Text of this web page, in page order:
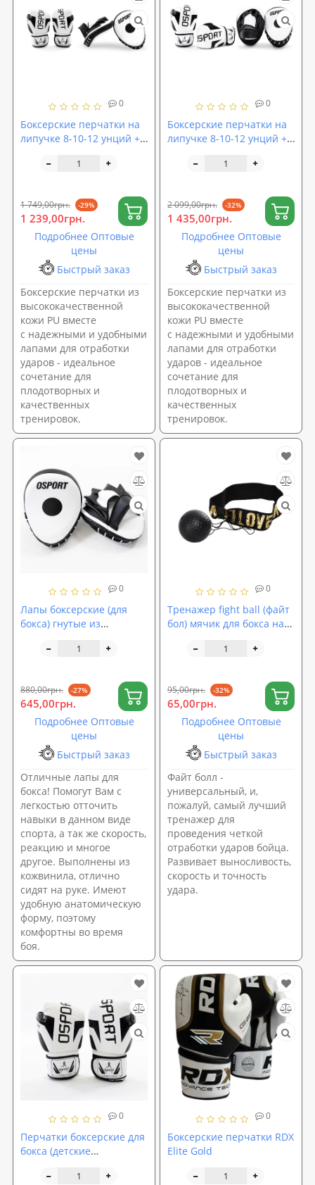
0
Боксерские перчатки на
липучке 8-10-12 унций +
из кожвинила OSPORT Set
1 749,00грн. -29%
1 239,00грн.
Подробнее Оптовые
цены
Быстрый заказ
Боксерские перчатки из
высококачественной
кожи PU вместе
с надежными и удобными
лапами для отработки
ударов - идеальное
сочетание для
плодотворных и
качественных
тренировок.
0
Боксерские перчатки на
липучке 8-10-12 унций +
из кожвинила PRO
2 099,00грн. -32%
1 435,00грн.
Подробнее Оптовые
цены
Быстрый заказ
Боксерские перчатки из
высококачественной
кожи PU вместе
с надежными и удобными
лапами для отработки
ударов - идеальное
сочетание для
плодотворных и
качественных
тренировок.
0
Лапы боксерские (для
бокса) гнутые из
(bx-0089)
880,00грн. -27%
645,00грн.
Подробнее Оптовые
цены
Быстрый заказ
Отличные лапы для
бокса! Помогут Вам с
легкостью отточить
навыки в данном виде
спорта, а так же скорость,
реакцию и многое
другое. Выполнены из
кожвинила, отлично
сидят на руке. Имеют
удобную анатомическую
форму, поэтому
комфортны во время
боя.
0
Тренажер fight ball (файт
бол) мячик для бокса на
3258-2)
95,00грн. -32%
65,00грн.
Подробнее Оптовые
цены
Быстрый заказ
Файт болл -
универсальный, и,
пожалуй, самый лучший
тренажер для
проведения четкой
отработки ударов бойца.
Развивает выносливость,
скорость и точность
удара.
0
Перчатки боксерские для
бокса (детские
на липучке кожа PU
0
Боксерские перчатки RDX
Elite Gold